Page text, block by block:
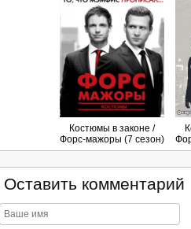
Костюмы в законе /
Форс-мажоры (7 сезон)
Оставить комментарий